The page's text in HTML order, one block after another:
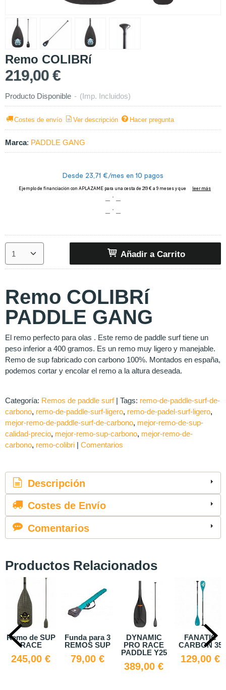
Remo COLIBRí
219,00 €
Producto Disponible - (Imp. Incluidos)
Costes de envío Ver descripción Hacer pregunta
Marca: PADDLE GANG
Añadir a Carrito
Remo COLIBRí
PADDLE GANG
El remo perfecto para olas . Este remo de paddle surf tiene un
peso inferior a 400 gramos. Es un remo muy ligero y manejable.
Remo de sup fabricado con carbono 100%. Montados en españa,
podemos cortar y encolar el remo a la altura deseada.
Categoría: Remos de paddle surf | Tags: remo-de-paddle-surf-de-
carbono remo-de-paddle-surf-ligero remo-de-padel-surf-ligero
mejor-remo-de-paddle-surf-de-carbono mejor-remo-de-sup-
calidad-precio mejor-remo-sup-carbono mejor-remo-de-
carbono remo-colibri | Comentarios
Descripción
Costes de Envío
Comentarios
Productos Relacionados
SUP
€
Funda para 3
REMOS SUP
79,00 €
DYNAMIC
PRO RACE
PADDLE Y25
389,00 €
FANATIC
CARBON 35
129,00 €
canto